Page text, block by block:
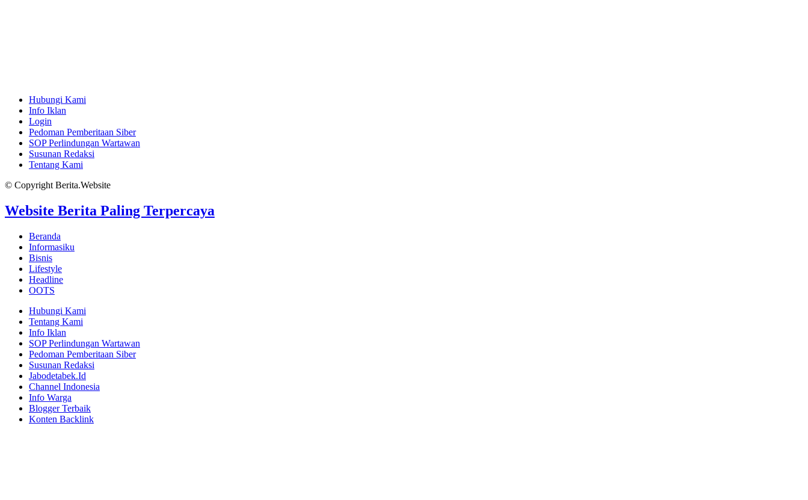
Hubungi Kami
Info Iklan
Login
Pedoman Pemberitaan Siber
SOP Perlindungan Wartawan
Susunan Redaksi
Tentang Kami
© Copyright Berita.Website
Website Berita Paling Terpercaya
Beranda
Informasiku
Bisnis
Lifestyle
Headline
OOTS
Hubungi Kami
Tentang Kami
Info Iklan
SOP Perlindungan Wartawan
Pedoman Pemberitaan Siber
Susunan Redaksi
Jabodetabek.Id
Channel Indonesia
Info Warga
Blogger Terbaik
Konten Backlink